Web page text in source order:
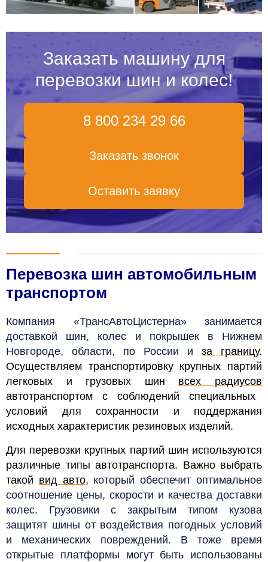
Заказать машину для
перевозки шин и колес!
8 800 234 29 66
Заказать звонок
Оставить заявку
Перевозка шин автомобильным
транспортом
Компания «ТрансАвтоЦистерна» занимается
доставкой шин, колес и покрышек в Нижнем
Новгороде, области, по России и за границу.
Осуществляем транспортировку крупных партий
легковых и грузовых шин всех радиусов
автотранспортом с соблюдений специальных
условий для сохранности и поддержания
исходных характеристик резиновых изделий.
Для перевозки крупных партий шин используются
различные типы автотранспорта. Важно выбрать
такой вид авто, который обеспечит оптимальное
соотношение цены, скорости и качества доставки
колес. Грузовики с закрытым типом кузова
защитят шины от воздействия погодных условий
и механических повреждений. В тоже время
открытые платформы могут быть использованы